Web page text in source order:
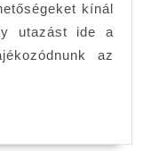
kínál
utazást ide a
az